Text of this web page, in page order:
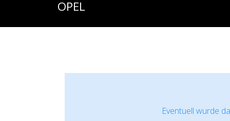
OPEL
Eventuell wurde